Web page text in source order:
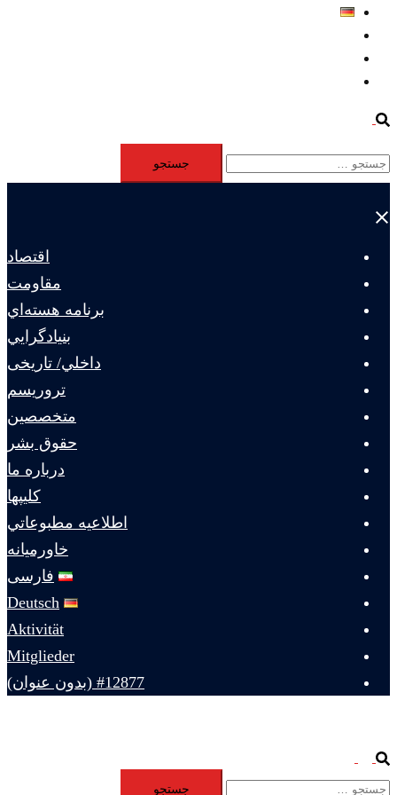
Search
جستجو
برای:
Close
اقتصاد
مقاومت
برنامه هسته‌اي
بنيادگرايي
داخلي/ تاریخی
تروريسم
متخصصين
حقوق بشر
درباره ما
كليپها
اطلاعيه مطبوعاتي
خاورميانه
فارسی
Deutsch
Aktivität
Mitglieder
#12877 (بدون عنوان)
Search
menuجستجو